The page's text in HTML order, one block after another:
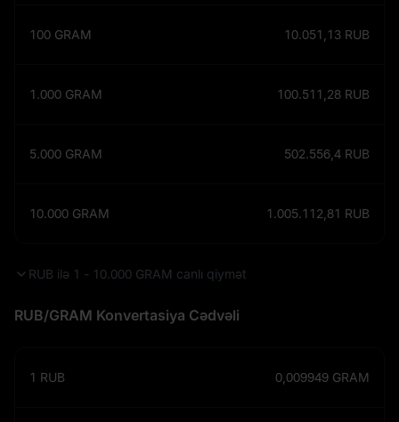
RUB/GRAM Konvertasiya Cədvəli
100 GRAM 10.051,13 RUB
1.000 GRAM 100.511,28 RUB
5.000 GRAM 502.556,4 RUB
10.000 GRAM 1.005.112,81 RUB
1 RUB 0,009949 GRAM
RUB ilə 1 - 10.000 GRAM canlı qiymət